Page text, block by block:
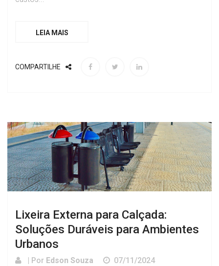
LEIA MAIS
COMPARTILHE
Lixeira Externa para Calçada:
Soluções Duráveis para Ambientes
Urbanos
| Por Edson Souza
07/11/2024